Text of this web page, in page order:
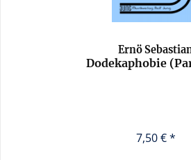
Ernö
Dodekaphobie
7,50 € *